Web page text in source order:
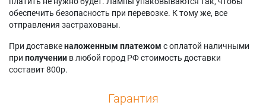
обеспечить безопасность при перевозке. К тому же, все
отправления застрахованы.
При доставкеналоженным платежом с оплатой наличными
при получении в любой город РФ стоимость доставки
составит 800р.
Гарантия